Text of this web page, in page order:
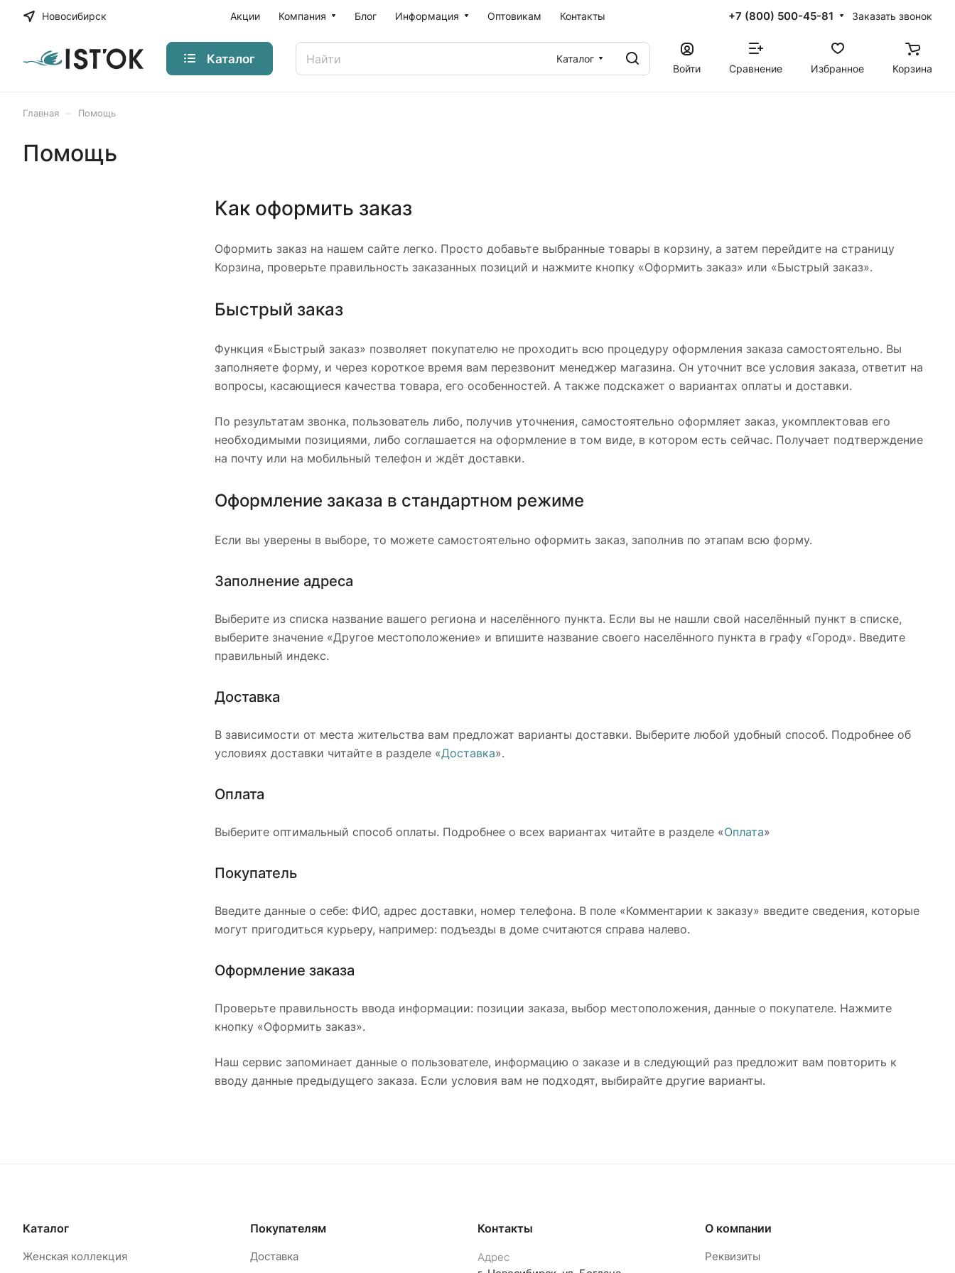
Новосибирск Акции Компания Блог Информация Оптовикам Контакты +7 (800) 500-45-81 Заказать звонок
Каталог
Каталог
Войти
Сравнение Избранное Корзина
Главная Помощь
Помощь
Как оформить заказ
Оформить заказ на нашем сайте легко. Просто добавьте выбранные товары в корзину, а затем перейдите на страницу
Корзина, проверьте правильность заказанных позиций и нажмите кнопку «Оформить заказ» или «Быстрый заказ».
Быстрый заказ
Функция «Быстрый заказ» позволяет покупателю не проходить всю процедуру оформления заказа самостоятельно. Вы
заполняете форму, и через короткое время вам перезвонит менеджер магазина. Он уточнит все условия заказа, ответит на
вопросы, касающиеся качества товара, его особенностей. А также подскажет о вариантах оплаты и доставки.
По результатам звонка, пользователь либо, получив уточнения, самостоятельно оформляет заказ, укомплектовав его
необходимыми позициями, либо соглашается на оформление в том виде, в котором есть сейчас. Получает подтверждение
на почту или на мобильный телефон и ждёт доставки.
Оформление заказа в стандартном режиме
Если вы уверены в выборе, то можете самостоятельно оформить заказ, заполнив по этапам всю форму.
Заполнение адреса
Выберите из списка название вашего региона и населённого пункта. Если вы не нашли свой населённый пункт в списке,
выберите значение «Другое местоположение» и впишите название своего населённого пункта в графу «Город». Введите
правильный индекс.
Доставка
В зависимости от места жительства вам предложат варианты доставки. Выберите любой удобный способ. Подробнее об
условиях доставки читайте в разделе «Доставка».
Оплата
Выберите оптимальный способ оплаты. Подробнее о всех вариантах читайте в разделе «Оплата»
Покупатель
Введите данные о себе: ФИО, адрес доставки, номер телефона. В поле «Комментарии к заказу» введите сведения, которые
могут пригодиться курьеру, например: подъезды в доме считаются справа налево.
Оформление заказа
Проверьте правильность ввода информации: позиции заказа, выбор местоположения, данные о покупателе. Нажмите
кнопку «Оформить заказ».
Наш сервис запоминает данные о пользователе, информацию о заказе и в следующий раз предложит вам повторить к
вводу данные предыдущего заказа. Если условия вам не подходят, выбирайте другие варианты.
Каталог
Женская коллекция
Покупателям
Доставка
Контакты
Адрес
О компании
Реквизиты